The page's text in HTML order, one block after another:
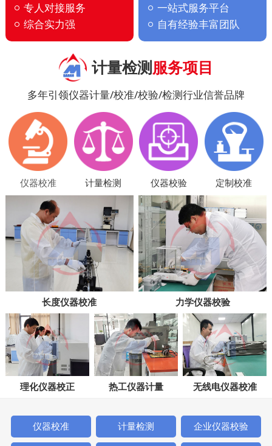
专人对接服务
综合实力强
一站式服务平台
自有经验丰富团队
计量检测服务项目
多年引领仪器计量/校准/校验/检测行业信誉品牌
仪器校准 计量检测 仪器校验 定制校准
长度仪器校准 力学仪器校验
理化仪器校正 热工仪器计量 无线电仪器校准
仪器校准 计量检测 企业仪器校验